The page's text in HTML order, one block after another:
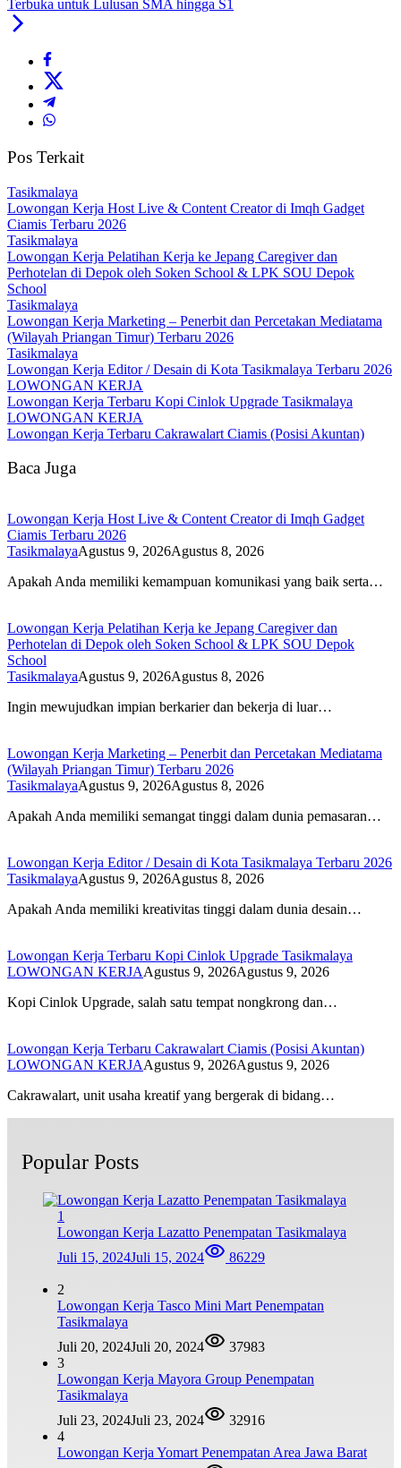
Terbuka untuk Lulusan SMA hingga S1
Pos Terkait
Tasikmalaya
Lowongan Kerja Host Live & Content Creator di Imqh Gadget
Ciamis Terbaru 2026
Tasikmalaya
Lowongan Kerja Pelatihan Kerja ke Jepang Caregiver dan
Perhotelan di Depok oleh Soken School & LPK SOU Depok
School
Tasikmalaya
Lowongan Kerja Marketing – Penerbit dan Percetakan Mediatama
(Wilayah Priangan Timur) Terbaru 2026
Tasikmalaya
Lowongan Kerja Editor / Desain di Kota Tasikmalaya Terbaru 2026
LOWONGAN KERJA
Lowongan Kerja Terbaru Kopi Cinlok Upgrade Tasikmalaya
LOWONGAN KERJA
Lowongan Kerja Terbaru Cakrawalart Ciamis (Posisi Akuntan)
Baca Juga
Lowongan Kerja Host Live & Content Creator di Imqh Gadget
Ciamis Terbaru 2026
TasikmalayaAgustus 9, 2026Agustus 8, 2026
Apakah Anda memiliki kemampuan komunikasi yang baik serta…
Lowongan Kerja Pelatihan Kerja ke Jepang Caregiver dan
Perhotelan di Depok oleh Soken School & LPK SOU Depok
School
TasikmalayaAgustus 9, 2026Agustus 8, 2026
Ingin mewujudkan impian berkarier dan bekerja di luar…
Lowongan Kerja Marketing – Penerbit dan Percetakan Mediatama
(Wilayah Priangan Timur) Terbaru 2026
TasikmalayaAgustus 9, 2026Agustus 8, 2026
Apakah Anda memiliki semangat tinggi dalam dunia pemasaran…
Lowongan Kerja Editor / Desain di Kota Tasikmalaya Terbaru 2026
TasikmalayaAgustus 9, 2026Agustus 8, 2026
Apakah Anda memiliki kreativitas tinggi dalam dunia desain…
Lowongan Kerja Terbaru Kopi Cinlok Upgrade Tasikmalaya
LOWONGAN KERJAAgustus 9, 2026Agustus 9, 2026
Kopi Cinlok Upgrade, salah satu tempat nongkrong dan…
Lowongan Kerja Terbaru Cakrawalart Ciamis (Posisi Akuntan)
LOWONGAN KERJAAgustus 9, 2026Agustus 9, 2026
Cakrawalart, unit usaha kreatif yang bergerak di bidang…
Popular Posts
1
Lowongan Kerja Lazatto Penempatan Tasikmalaya
Juli 15, 2024Juli 15, 2024 86229
2
Lowongan Kerja Tasco Mini Mart Penempatan
Tasikmalaya
Juli 20, 2024Juli 20, 2024
37983
3
Lowongan Kerja Mayora Group Penempatan
Tasikmalaya
Juli 23, 2024Juli 23, 2024
32916
4
Lowongan Kerja Yomart Penempatan Area Jawa Barat